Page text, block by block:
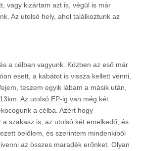
vagy kizártam azt is, végül is már
Az utolsó hely, ahol találkoztunk az
a célban vagyunk. Közben az eső már
esett, a kabátot is vissza kellett venni,
teszem egyik lábam a másik után,
Az utolsó EP-ig van még két
a célba. Azért hogy
szakasz is, az utolsó két emelkedő, és
belőlem, és szerintem mindenkiből
az összes maradék erőnket. Olyan